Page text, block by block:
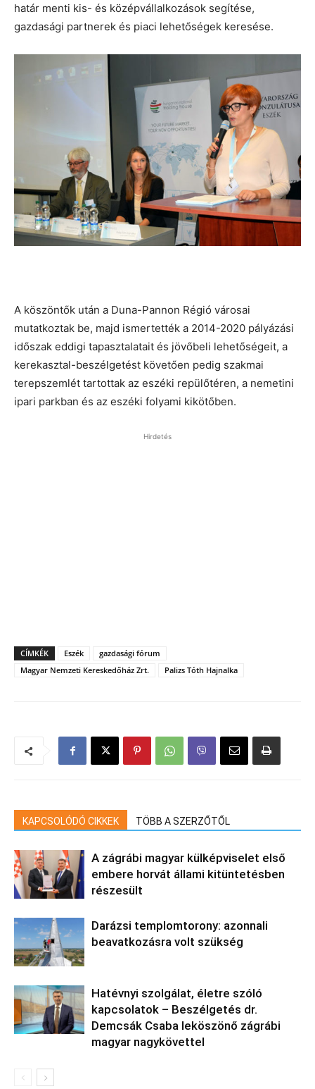
határ menti kis- és középvállalkozások segítése,
gazdasági partnerek és piaci lehetőségek keresése.
A köszöntők után a Duna-Pannon Régió városai
mutatkoztak be, majd ismertették a 2014-2020 pályázási
időszak eddigi tapasztalatait és jövőbeli lehetőségeit, a
kerekasztal-beszélgetést követően pedig szakmai
terepszemlét tartottak az eszéki repülőtéren, a nemetini
ipari parkban és az eszéki folyami kikötőben.
Hirdetés
CÍMKÉK Eszék
gazdasági fórum
Magyar Nemzeti Kereskedőház Zrt.
Palizs Tóth Hajnalka
KAPCSOLÓDÓ CIKKEK TÖBB A SZERZŐTŐL
A zágrábi magyar külképviselet első
embere horvát állami kitüntetésben
részesült
Darázsi templomtorony: azonnali
beavatkozásra volt szükség
Hatévnyi szolgálat, életre szóló
kapcsolatok – Beszélgetés dr.
Demcsák Csaba leköszönő zágrábi
magyar nagykövettel